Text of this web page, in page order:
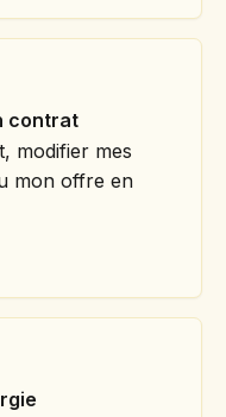
contrat
modifier mes
mon offre en